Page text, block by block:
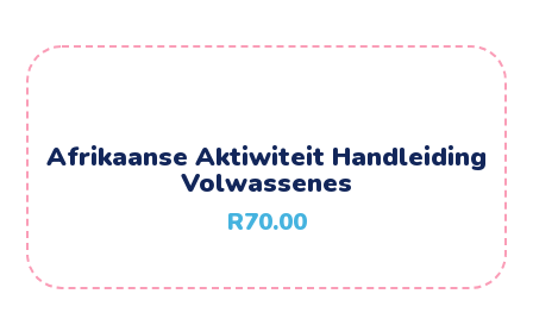
Afrikaanse Aktiwiteit Handleiding
Volwassenes
R70.00